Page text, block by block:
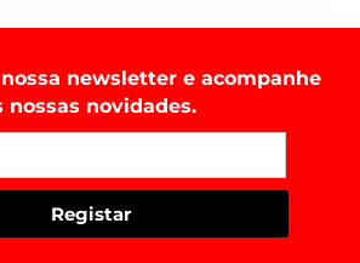
newsletter e acompanhe
nossas novidades.